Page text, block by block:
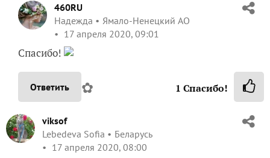
460RU
Надежда
Ямало-Ненецкий АО
17 апреля 2020, 09:01
Спасибо!
Ответить ✿ 1 Спасибо!
viksof
Lebedeva Sofia
Беларусь
17 апреля 2020, 08:00